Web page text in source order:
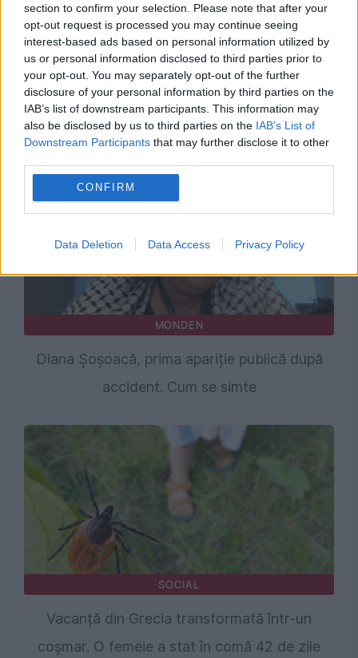
section to confirm your selection. Please note that after your
opt-out request is processed you may continue seeing
interest-based ads based on personal information utilized by
us or personal information disclosed to third parties prior to
your opt-out. You may separately opt-out of the further
disclosure of your personal information by third parties on the
IAB’s list of downstream participants. This information may
also be disclosed by us to third parties on the IAB’s List of
Downstream Participants that may further disclose it to other
CONFIRM
Data Deletion Data Access Privacy Policy
POLITICA
PSD cere activarea mecanismului european
de urgență pentru energie și susține
menținerea centralelor pe cărbune. Critici la
adresa lui Bolojan
MONDEN
Diana Șoșoacă, prima apariție publică după
accident. Cum se simte
SOCIAL
Vacanță din Grecia transformată într-un
coșmar. O femeie a stat în comă 42 de zile